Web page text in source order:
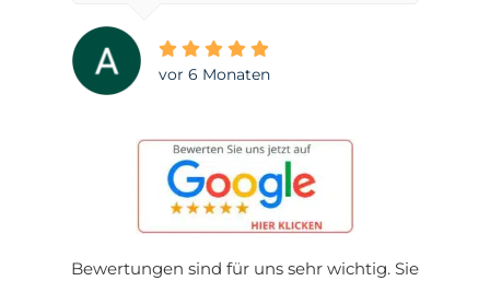
vor 6 Monaten
Bewertungen sind für uns sehr wichtig. Sie